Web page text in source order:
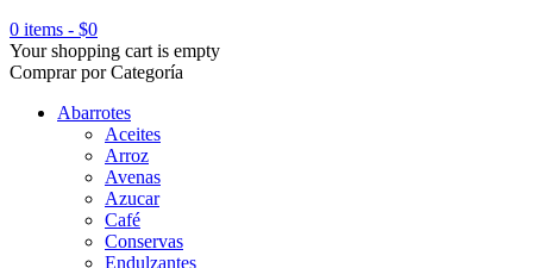
0 items - $0
Your shopping cart is empty
Comprar por Categoría
Abarrotes
Aceites
Arroz
Avenas
Azucar
Café
Conservas
Endulzantes